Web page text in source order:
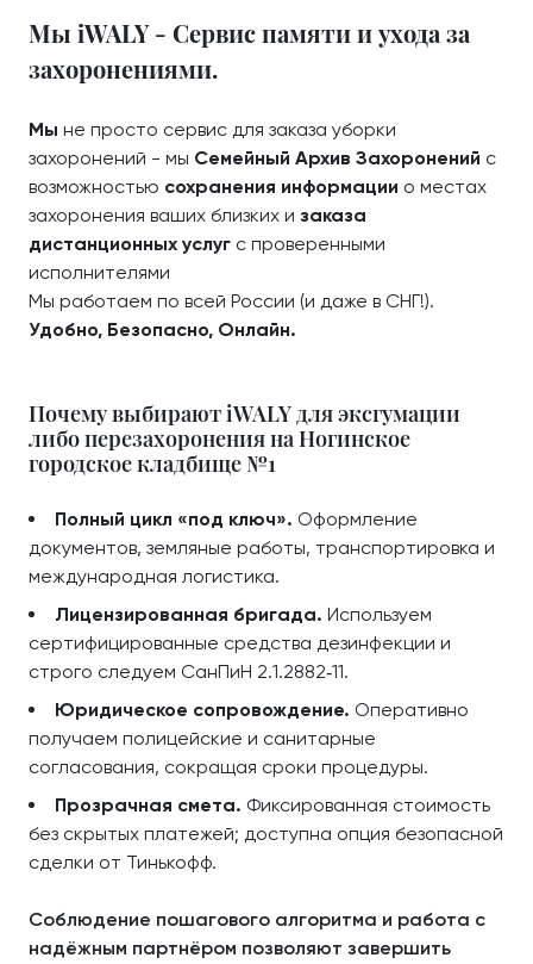
Мы iWALY - Сервис памяти и ухода за
захоронениями.
Мы не просто сервис для заказа уборки
захоронений - мы Семейный Архив Захоронений с
возможностью сохранения информации о местах
захоронения ваших близких и заказа
дистанционных услуг с проверенными
исполнителями
Мы работаем по всей России (и даже в СНГ!).
Удобно, Безопасно, Онлайн.
Почему выбирают iWALY для эксгумации
либо перезахоронения на Ногинское
городское кладбище №1
Полный цикл «под ключ». Оформление
документов, земляные работы, транспортировка и
международная логистика.
Лицензированная бригада. Используем
сертифицированные средства дезинфекции и
строго следуем СанПиН 2.1.2882‑11.
Юридическое сопровождение. Оперативно
получаем полицейские и санитарные
согласования, сокращая сроки процедуры.
Прозрачная смета. Фиксированная стоимость
без скрытых платежей; доступна опция безопасной
сделки от Тинькофф.
Соблюдение пошагового алгоритма и работа с
надёжным партнёром позволяют завершить